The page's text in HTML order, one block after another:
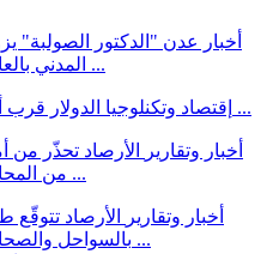
أخبار عدن "الدكتور الصولبة"
المدني بالعاصمة عدن ويشيد بالعقيد النخعي ...
إقتصاد وتكنلوجيا الدولار قرب أدنى مستوى له في شهرين ...
أخبار وتقارير
الأرصاد تحذّر
من المحافظات خلال الـ 72 ساعة المقبلة ...
أخبار وتقارير
الأرصاد
بالسواحل والصحاري وأمطاراً رعدية بأنحاء واسعة ...